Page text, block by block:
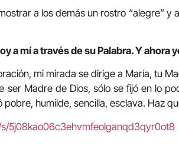
a los demás un rostro “alegre” y
a mí a través de su Palabra. Y ahora
mi mirada se dirige a María, tu
ser Madre de Dios, sólo se fijó en lo
pobre, humilde, sencilla, esclava. Haz
5j08kao06c3ehvmfeolganqd3qyr0ot8